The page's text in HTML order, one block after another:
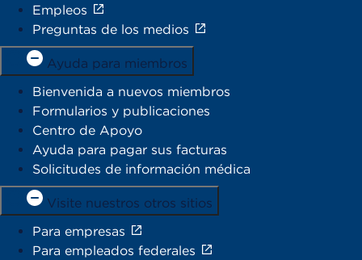
Empleos
Preguntas de los medios
Ayuda para miembros
Bienvenida a nuevos miembros
Formularios y publicaciones
Centro de Apoyo
Ayuda para pagar sus facturas
Solicitudes de información médica
Visite nuestros otros sitios
Para empresas
Para empleados federales